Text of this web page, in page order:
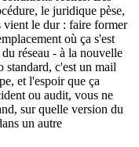
le juridique pèse,
vient le dur : faire former
où ça s'est
réseau - à la nouvelle
standard, c'est un mail
et l'espoir que ça
ou audit, vous ne
sur quelle version du
un autre